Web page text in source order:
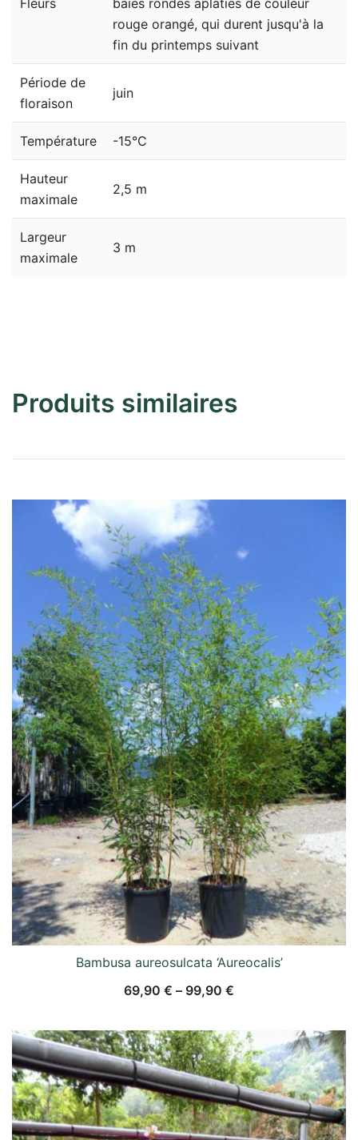
rouge orangé, qui durent jusqu'à la
fin du printemps suivant
Période de
floraison
juin
Température -15°C
Hauteur
maximale
2,5 m
Largeur
maximale
3 m
Produits similaires
Bambusa aureosulcata ‘Aureocalis’
69,90 € – 99,90 €